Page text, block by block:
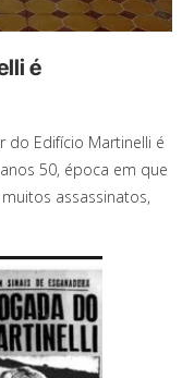
é
do Edifício Martinelli é
50, época em que
assassinatos,